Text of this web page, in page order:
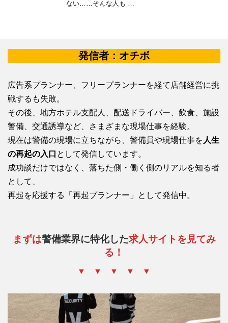
ない……そんな人も …
発信者：オチボ
広告系プランナー、フリープランナーを経て店舗経営に挑
戦するも失敗。
その後、地方ホテル支配人、配送ドライバー、飲食、施設
警備、交通誘導など、さまざまな現場仕事を経験。
現在は警備の現場に立ちながら、警備員や現場仕事を 人生
の再起の入口 として発信しています。
成功談だけではなく、落ちた側・働く側のリアルを知る者
として、
再起を応援する「再起プランナー」として発信中。
まずは警備業界に特化した求人サイトを見てみ
る！
▼ ▼ ▼ ▼ ▼